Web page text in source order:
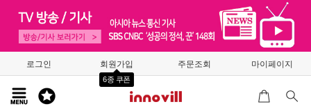
로그인 회원가입
6종 쿠폰
주문조회 마이페이지